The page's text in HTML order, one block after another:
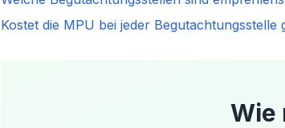
Kostet die MPU bei jeder Begutachtungsstelle
Wie